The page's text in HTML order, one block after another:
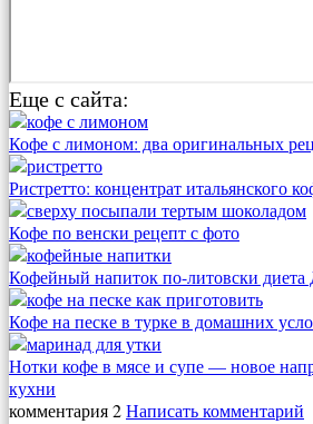
Еще с сайта:
Кофе с лимоном: два оригинальных
Ристретто: концентрат итальянского
Кофе по венски рецепт с фото
Кофейный напиток по-литовски
Кофе на песке в турке в домашних
Нотки кофе в мясе и супе — новое
кухни
комментария 2Написать комментарий